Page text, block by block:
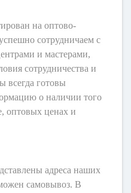
на оптово-
сотрудничаем с
и мастерами,
сотрудничества и
всегда готовы
о наличии того
оптовых ценах и
адреса наших
самовывоз. В